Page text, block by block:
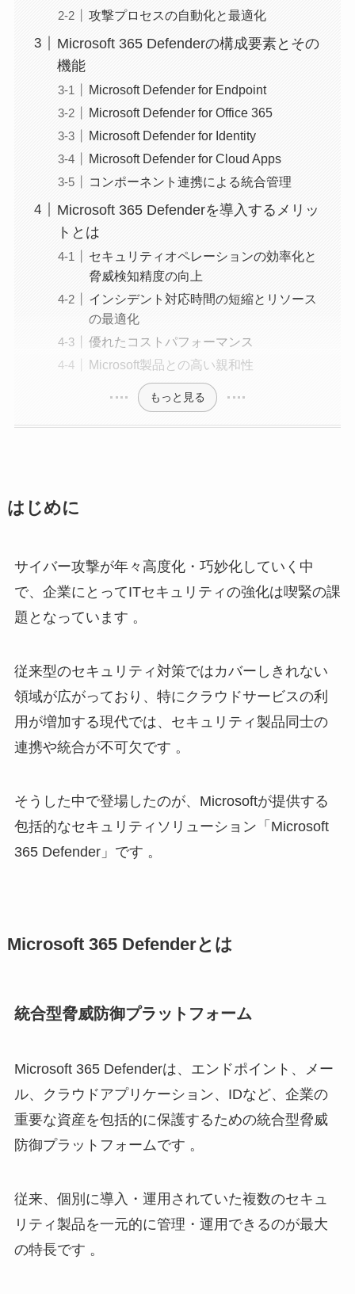
攻撃プロセスの自動化と最適化
Microsoft 365 Defenderの構成要素とその
機能
Microsoft Defender for Endpoint
Microsoft Defender for Office 365
Microsoft Defender for Identity
Microsoft Defender for Cloud Apps
コンポーネント連携による統合管理
Microsoft 365 Defenderを導入するメリッ
トとは
セキュリティオペレーションの効率化と
脅威検知精度の向上
インシデント対応時間の短縮とリソース
の最適化
優れたコストパフォーマンス
Microsoft製品との高い親和性
もっと見る
はじめに
サイバー攻撃が年々高度化・巧妙化していく中
で、企業にとってITセキュリティの強化は喫緊の課
題となっています 。
従来型のセキュリティ対策ではカバーしきれない
領域が広がっており、特にクラウドサービスの利
用が増加する現代では、セキュリティ製品同士の
連携や統合が不可欠です 。
そうした中で登場したのが、Microsoftが提供する
包括的なセキュリティソリューション「Microsoft
365 Defender」です 。
Microsoft 365 Defenderとは
統合型脅威防御プラットフォーム
Microsoft 365 Defenderは、エンドポイント、メー
ル、クラウドアプリケーション、IDなど、企業の
重要な資産を包括的に保護するための統合型脅威
防御プラットフォームです 。
従来、個別に導入・運用されていた複数のセキュ
リティ製品を一元的に管理・運用できるのが最大
の特長です 。